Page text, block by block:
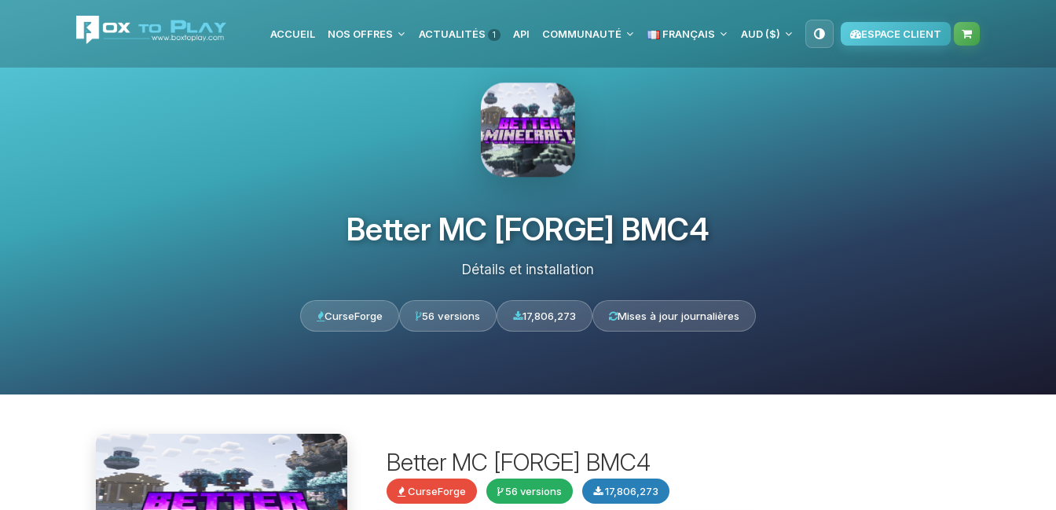
ACCUEIL NOS OFFRES ACTUALITÉS 1 API COMMUNAUTÉ FRANÇAIS AUD ($) ESPACE CLIENT
Better MC [FORGE] BMC4
Détails et installation
CurseForge 56 versions 17,806,273 Mises à jour journalières
Better MC [FORGE] BMC4
CurseForge 56 versions 17,806,273